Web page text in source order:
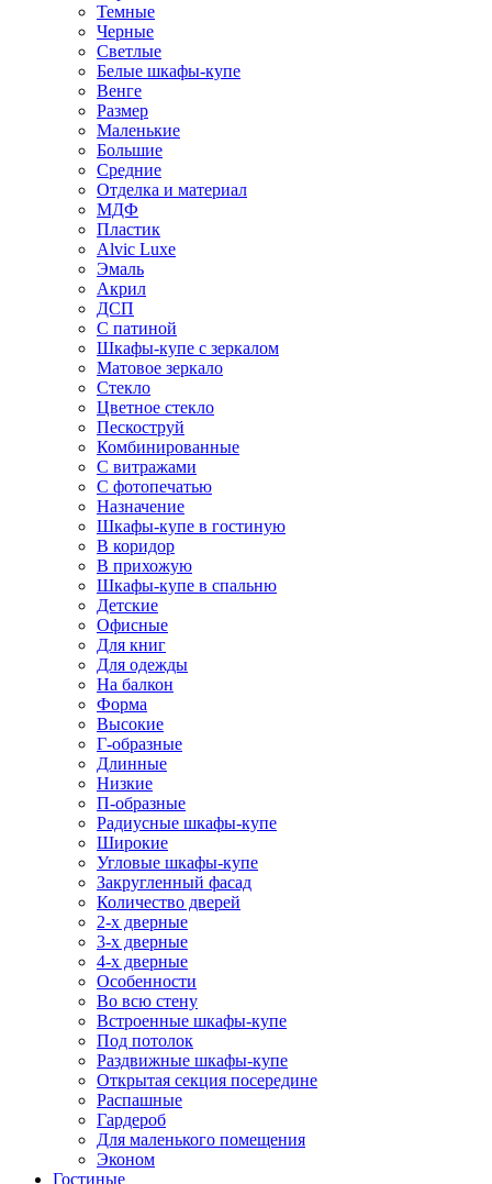
Темные
Черные
Светлые
Белые шкафы-купе
Венге
Размер
Маленькие
Большие
Средние
Отделка и материал
МДФ
Пластик
Alvic Luxe
Эмаль
Акрил
ДСП
С патиной
Шкафы-купе с зеркалом
Матовое зеркало
Стекло
Цветное стекло
Пескоструй
Комбинированные
С витражами
С фотопечатью
Назначение
Шкафы-купе в гостиную
В коридор
В прихожую
Шкафы-купе в спальню
Детские
Офисные
Для книг
Для одежды
На балкон
Форма
Высокие
Г-образные
Длинные
Низкие
П-образные
Радиусные шкафы-купе
Широкие
Угловые шкафы-купе
Закругленный фасад
Количество дверей
2-х дверные
3-х дверные
4-х дверные
Особенности
Во всю стену
Встроенные шкафы-купе
Под потолок
Раздвижные шкафы-купе
Открытая секция посередине
Распашные
Гардероб
Для маленького помещения
Эконом
Гостиные